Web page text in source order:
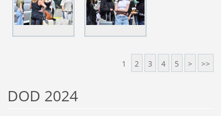
1 2 3 4 5 > >>
DOD 2024